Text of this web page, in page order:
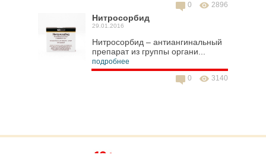
2896
0
Нитросорбид
29.01.2016
Нитросорбид – антиангинальный
препарат из группы органи...
подробнее
3140
0